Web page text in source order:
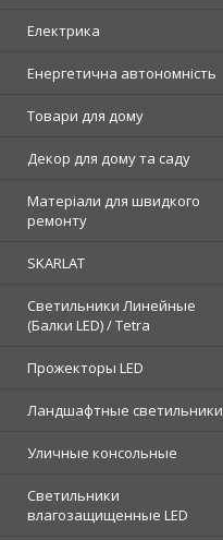
Електрика
Енергетична автономність
Товари для дому
Декор для дому та саду
Матеріали для швидкого
ремонту
SKARLAT
Светильники Линейные
(Балки LED) / Tetra
Прожекторы LED
Ландшафтные светильники
Уличные консольные
Светильники
влагозащищенные LED